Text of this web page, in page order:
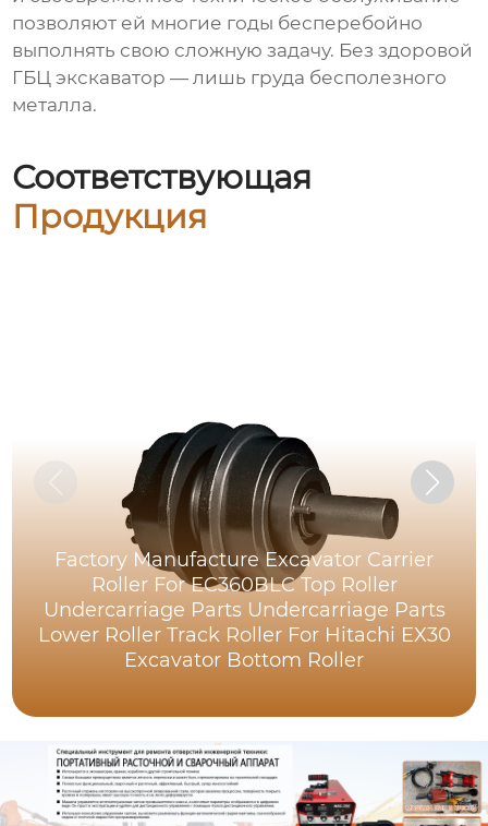
позволяют ей многие годы бесперебойно
выполнять свою сложную задачу. Без здоровой
ГБЦ экскаватор — лишь груда бесполезного
металла.
Соответствующая
Продукция
Factory Manufacture Excavator Carrier
Roller For EC360BLC Top Roller
Undercarriage Parts Undercarriage Parts
Lower Roller Track Roller For Hitachi EX30
Excavator Bottom Roller